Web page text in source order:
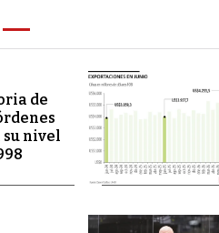
de
su nivel